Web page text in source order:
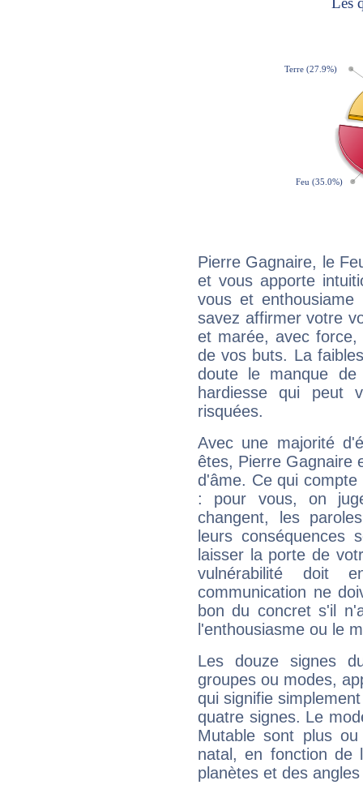
Pierre Gagnaire, le
et vous apporte
vous et
savez affirmer votre
et marée, avec
de vos buts. La
doute le manque
hardiesse qui peut
risquées.
Avec une majorité
êtes, Pierre Gagnaire
d'âme. Ce qui
: pour vous, on
changent, les
leurs conséquences
laisser la porte de
vulnérabilité doit
communication ne
bon du concret s'il
l'enthousiasme ou le
Les douze signes
groupes ou modes,
qui signifie
quatre signes. Le
Mutable sont plus
natal, en fonction de
planètes et des